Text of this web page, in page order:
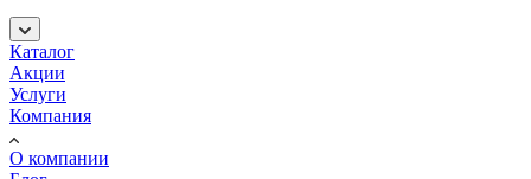
Каталог
Акции
Услуги
Компания
О компании